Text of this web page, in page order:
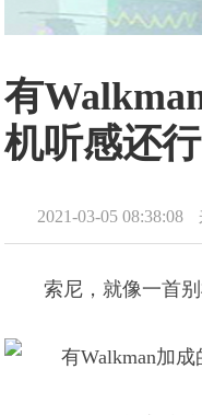
有
机听感还
2021-03-05 08:38:08
索尼，就像一首